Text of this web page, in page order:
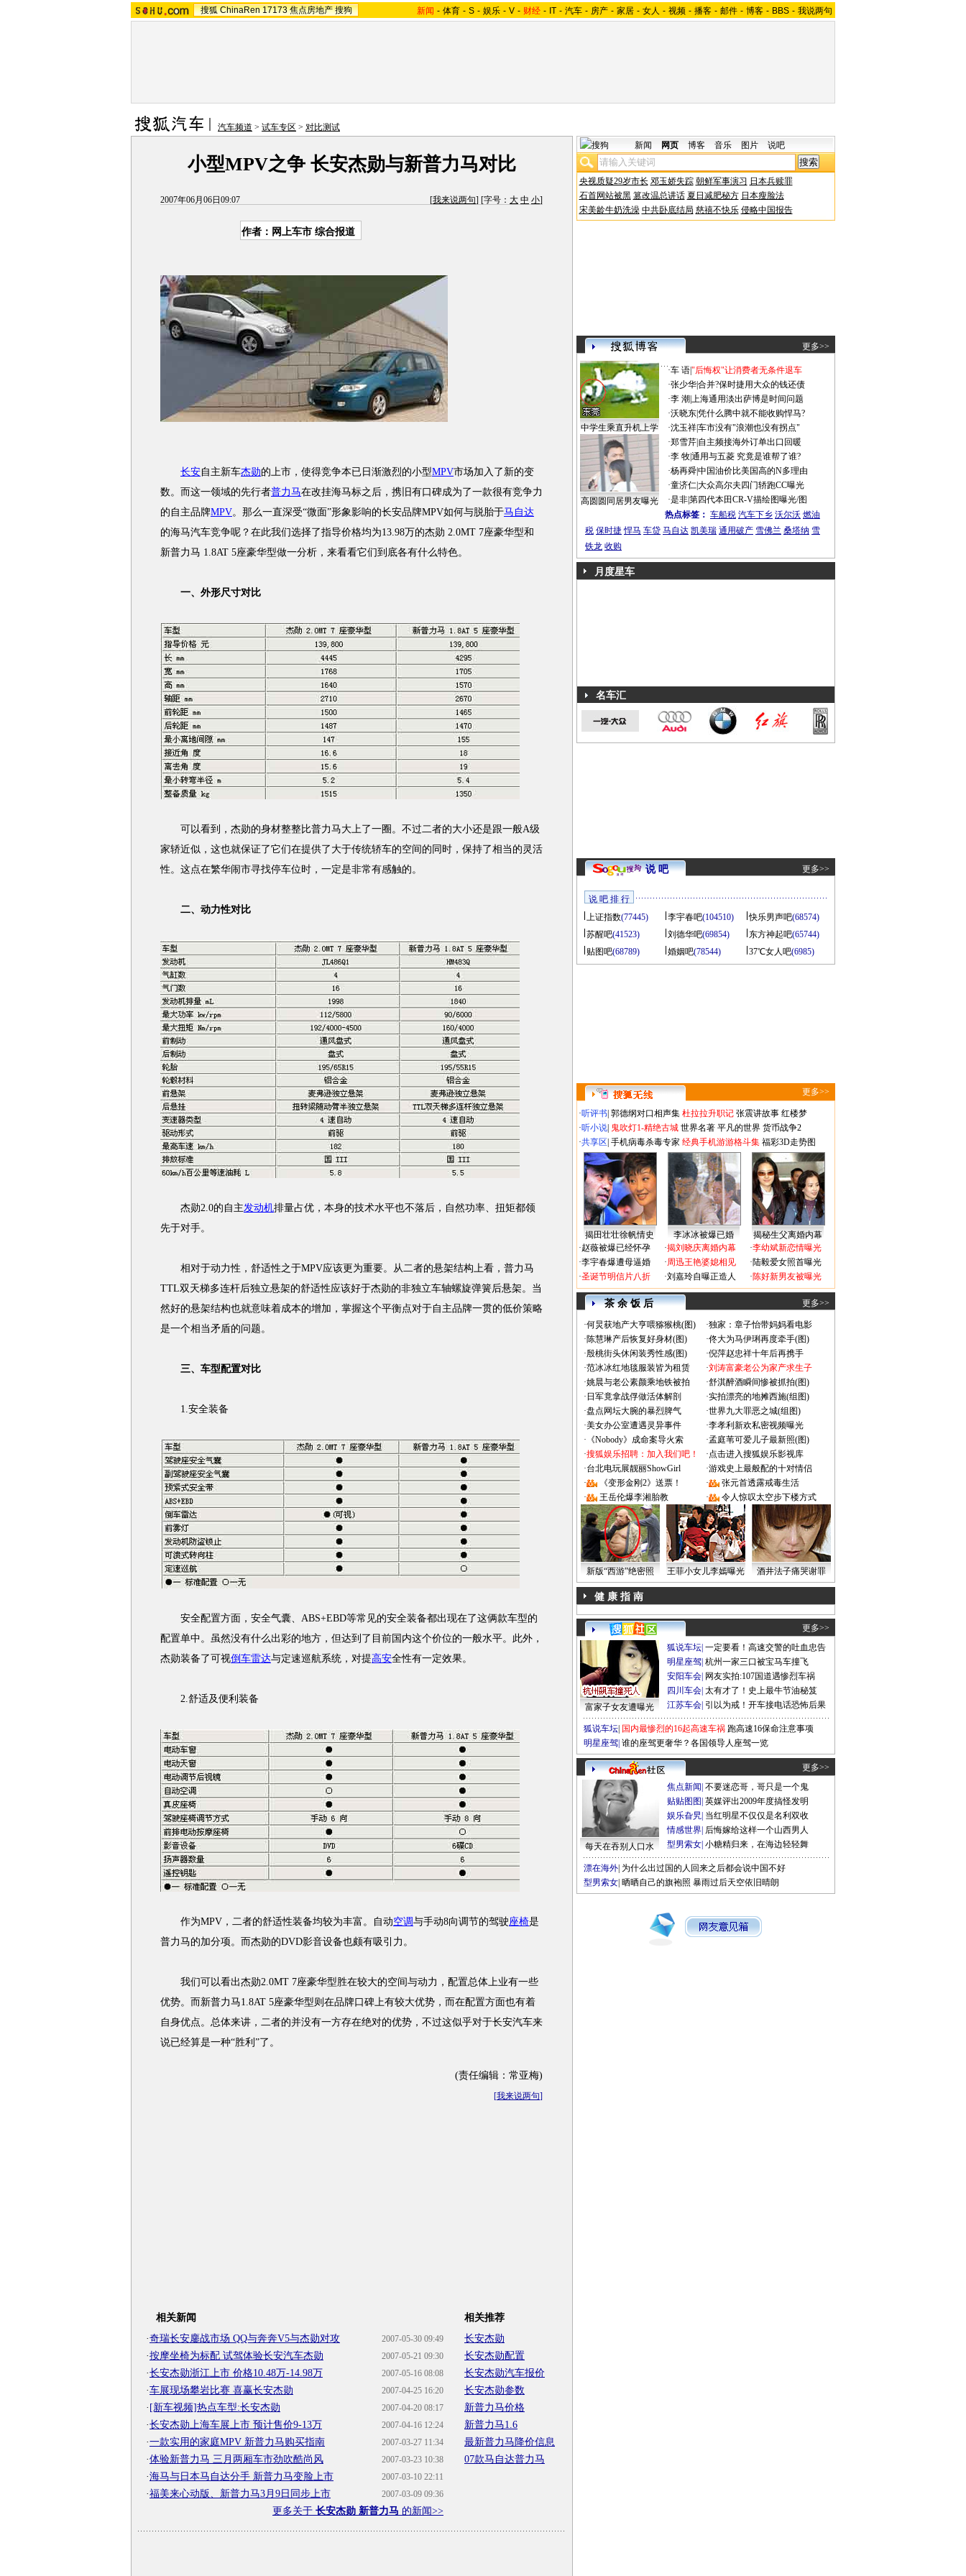
搜狐 ChinaRen 17173 焦点房地产 搜狗 新闻 - 体育 - S - 娱乐 - V - 财经 - IT - 汽车 - 房产 - 家居 - 女人 - 视频 - 播客 - 邮件 - 博客 - BBS - 我说两句
汽车频道 > 试车专区 > 对比测试
小型MPV之争 长安杰勋与新普力马对比
2007年06月06日09:07 [我来说两句] [字号： 大 中 小]
作者：网上车市 综合报道
长安自主新车杰勋的上市，使得竞争本已日渐激烈的小型MPV市场加入了新的变
数。而这一领域的先行者普力马在改挂海马标之后，携旧有口碑成为了一款很有竞争力
的自主品牌MPV。那么一直深受“微面”形象影响的长安品牌MPV如何与脱胎于马自达
的海马汽车竞争呢？在此我们选择了指导价格均为13.98万的杰勋 2.0MT 7座豪华型和
新普力马 1.8AT 5座豪华型做一分析，来看看它们到底各有什么特色。
一、外形尺寸对比
可以看到，杰勋的身材整整比普力马大上了一圈。不过二者的大小还是跟一般A级
家轿近似，这也就保证了它们在提供了大于传统轿车的空间的同时，保持了相当的灵活
性。这点在繁华闹市寻找停车位时，一定是非常有感触的。
二、动力性对比
杰勋2.0的自主发动机排量占优，本身的技术水平也不落后，自然功率、扭矩都领
先于对手。
相对于动力性，舒适性之于MPV应该更为重要。从二者的悬架结构上看，普力马
TTL双天梯多连杆后独立悬架的舒适性应该好于杰勋的非独立车轴螺旋弹簧后悬架。当
然好的悬架结构也就意味着成本的增加，掌握这个平衡点对于自主品牌一贯的低价策略
是一个相当矛盾的问题。
三、车型配置对比
1.安全装备
安全配置方面，安全气囊、ABS+EBD等常见的安全装备都出现在了这俩款车型的
配置单中。虽然没有什么出彩的地方，但达到了目前国内这个价位的一般水平。此外，
杰勋装备了可视倒车雷达与定速巡航系统，对提高安全性有一定效果。
2.舒适及便利装备
作为MPV，二者的舒适性装备均较为丰富。自动空调与手动8向调节的驾驶座椅是
普力马的加分项。而杰勋的DVD影音设备也颇有吸引力。
我们可以看出杰勋2.0MT 7座豪华型胜在较大的空间与动力，配置总体上业有一些
优势。而新普力马1.8AT 5座豪华型则在品牌口碑上有较大优势，而在配置方面也有着
自身优点。总体来讲，二者的并没有一方存在绝对的优势，不过这似乎对于长安汽车来
说已经算是一种“胜利”了。
(责任编辑：常亚梅)
[我来说两句]
相关新闻
·奇瑞长安鏖战市场 QQ与奔奔V5与杰勋对攻 2007-05-30 09:49
·按摩坐椅为标配 试驾体验长安汽车杰勋 2007-05-21 09:30
·长安杰勋浙江上市 价格10.48万-14.98万 2007-05-16 08:08
·车展现场攀岩比赛 喜赢长安杰勋 2007-04-25 16:20
· [新车视频]热点车型:长安杰勋 2007-04-20 08:17
·长安杰勋上海车展上市 预计售价9-13万 2007-04-16 12:24
·一款实用的家庭MPV 新普力马购买指南 2007-03-27 11:34
·体验新普力马 三月两厢车市劲吹酷尚风 2007-03-23 10:38
·海马与日本马自达分手 新普力马变脸上市 2007-03-10 22:11
·福美来心动版、新普力马3月9日同步上市 2007-03-09 09:36
更多关于 长安杰勋 新普力马 的新闻>>
相关推荐
长安杰勋
长安杰勋配置
长安杰勋汽车报价
长安杰勋参数
新普力马价格
新普力马1.6
最新普力马降价信息
07款马自达普力马
新闻 网页 博客 音乐 图片 说吧
央视质疑29岁市长 邓玉娇失踪 朝鲜军事演习 日本兵赎罪
石首网站被黑 篡改温总讲话 夏日减肥秘方 日本瘦脸法
宋美龄牛奶洗澡 中共卧底结局 慈禧不快乐 侵略中国报告
更多>>
中学生乘直升机上学
高圆圆同居男友曝光
·车 语|"后悔权"让消费者无条件退车
·张少华|合并?保时捷用大众的钱还债
·李 潮 上海通用淡出萨博是时间问题
·沃晓东|凭什么腾中就不能收购悍马?
·沈玉祥|车市没有"浪潮也没有拐点"
·郑雪芹| 自主频接海外订单出口回暖
·李 牧|通用与五菱 究竟是谁帮了谁?
·杨再舜|中国油价比美国高的N多理由
·童济仁|大众高尔夫四门轿跑CC曝光
·是非|第四代本田CR-V描绘图曝光/图
热点标签： 车船税 汽车下乡 沃尔沃 燃油
税 保时捷 悍马 车贷 马自达 凯美瑞 通用破产 雪佛兰 桑塔纳 雪
铁龙 收购
月度星车
名车汇
说 吧 更多>>
说 吧 排 行
上证指数(77445) 李宇春吧(104510) 快乐男声吧(68574)
苏醒吧(41523) 刘德华吧(69854) 东方神起吧(65744)
贴图吧(68789) 婚姻吧(78544) 37℃女人吧(6985)
更多>>
·听评书 郭德纲对口相声集 杜拉拉升职记 张震讲故事 红楼梦
·听小说 鬼吹灯1-精绝古城 世界名著 平凡的世界 货币战争2
·共享区 手机病毒杀毒专家 经典手机游游格斗集 福彩3D走势图
揭田壮壮徐帆情史 李冰冰被爆已婚
揭秘生父离婚内幕
·赵薇被爆已经怀孕
·李宇春爆遭母逼婚
·圣诞节明信片八折
·揭刘晓庆离婚内幕
·周迅王艳婆媳相见
·刘嘉玲自曝正造人
·李幼斌新恋情曝光
·陆毅爱女照首曝光
·陈好新男友被曝光
茶 余 饭 后 更多>>
·何炅获地产大亨喂猕猴桃(图) ·独家：章子怡带妈妈看电影
·陈慧琳产后恢复好身材(图) ·佟大为马伊琍再度牵手(图)
·殷桃街头休闲装秀性感(图) ·倪萍赵忠祥十年后再携手
·范冰冰红地毯服装皆为租赁 ·刘涛富豪老公为家产求生子
·姚晨与老公素颜乘地铁被拍 ·舒淇醉酒瞬间惨被抓拍(图)
· 日军竟拿战俘做活体解剖 ·实拍漂亮的地摊西施(组图)
·盘点网坛大腕的暴烈脾气 ·世界九大罪恶之城(组图)
·美女办公室遭遇灵异事件 ·李孝利新欢私密视频曝光
· 《Nobody》成命案导火索 ·孟庭苇可爱儿子最新照(图)
·搜狐娱乐招聘：加入我们吧！ ·点击进入搜狐娱乐影视库
·台北电玩展靓丽ShowGirl ·游戏史上最般配的十对情侣
·
《变形金刚2》送票！ ·
张元首透露戒毒生活
·
王岳伦爆李湘胎教 · 令人惊叹太空步下楼方式
新版“西游”绝密照 王菲小女儿李嫣曝光 酒井法子痛哭谢罪
健 康 指 南
更多>>
富家子女友遭曝光
狐说车坛 一定要看！高速交警的吐血忠告
明星座驾 杭州一家三口被宝马车撞飞
安阳车会 网友实拍:107国道遇惨烈车祸
四川车会 太有才了！史上最牛节油秘笈
江苏车会 引以为戒！开车接电话恐怖后果
狐说车坛 国内最惨烈的16起高速车祸 跑高速16保命注意事项
明星座驾 谁的座驾更奢华？各国领导人座驾一览
更多>>
每天在吞别人口水
焦点新闻 不要迷恋哥，哥只是一个鬼
贴贴图图 英媒评出2009年度搞怪发明
娱乐旮旯 当红明星不仅仅是名利双收
情感世界 后悔嫁给这样一个山西男人
型男索女 小糖精归来，在海边轻轻舞
漂在海外 为什么出过国的人回来之后都会说中国不好
型男索女 晒晒自己的旗袍照 暴雨过后天空依旧晴朗